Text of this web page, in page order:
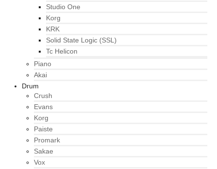
Studio One
Korg
KRK
Solid State Logic (SSL)
Tc Helicon
Piano
Akai
Drum
Crush
Evans
Korg
Paiste
Promark
Sakae
Vox